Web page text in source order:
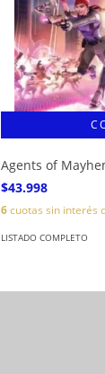
Agents of
$43.998
6cuotas sin interés
LISTADO COMPLETO